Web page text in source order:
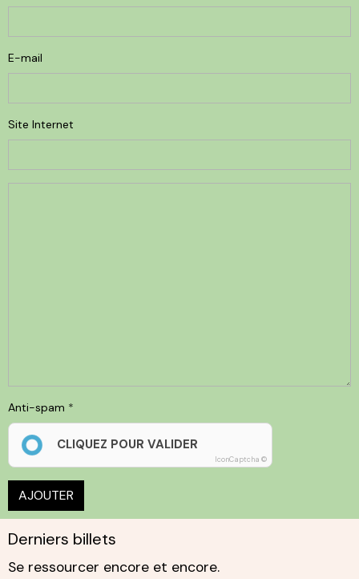
E-mail
Site Internet
Anti-spam
CLIQUEZ POUR VALIDER
IconCaptcha ©
AJOUTER
Derniers billets
Se ressourcer encore et encore.